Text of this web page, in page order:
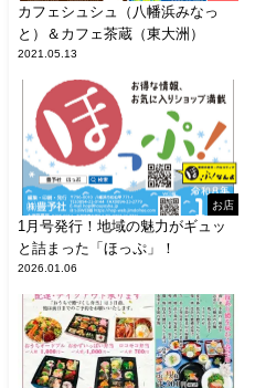
カフェシュシュ（八幡浜みなっ
と）＆カフェ茶蔵（東大洲）
2021.05.13
お店
1月号発行！地域の魅力がギュッ
と詰まった「ほっぷ」！
2026.01.06